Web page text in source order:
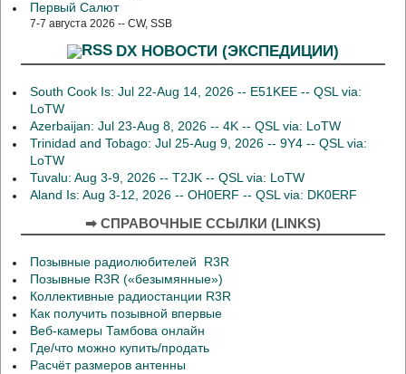
Первый Салют
7-7 августа 2026 -- CW, SSB
DX НОВОСТИ (ЭКСПЕДИЦИИ)
South Cook Is: Jul 22-Aug 14, 2026 -- E51KEE -- QSL via:
LoTW
Azerbaijan: Jul 23-Aug 8, 2026 -- 4K -- QSL via: LoTW
Trinidad and Tobago: Jul 25-Aug 9, 2026 -- 9Y4 -- QSL via:
LoTW
Tuvalu: Aug 3-9, 2026 -- T2JK -- QSL via: LoTW
Aland Is: Aug 3-12, 2026 -- OH0ERF -- QSL via: DK0ERF
➡ СПРАВОЧНЫЕ ССЫЛКИ (LINKS)
Позывные радиолюбителей R3R
Позывные R3R («безымянные»)
Коллективные радиостанции R3R
Как получить позывной впервые
Веб-камеры Тамбова онлайн
Где/что можно купить/продать
Расчёт размеров антенны